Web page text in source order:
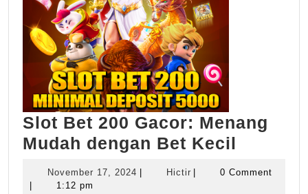
Slot Bet 200 Gacor: Menang
Mudah dengan Bet Kecil
November 17, 2024 November
HictirHictir
0 Comment
1:12 pm